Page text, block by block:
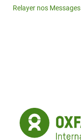
Relayer nos Messages